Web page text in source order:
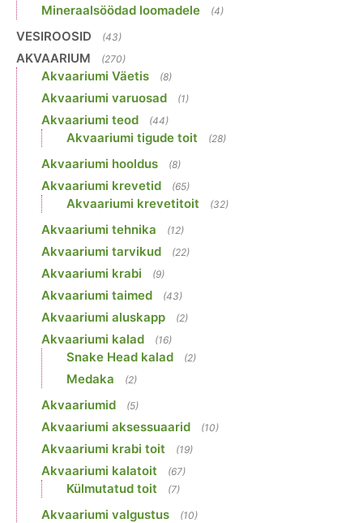
Mineraalsöödad loomadele (4)
VESIROOSID (43)
AKVAARIUM (270)
Akvaariumi Väetis (8)
Akvaariumi varuosad (1)
Akvaariumi teod (44)
Akvaariumi tigude toit (28)
Akvaariumi hooldus (8)
Akvaariumi krevetid (65)
Akvaariumi krevetitoit (32)
Akvaariumi tehnika (12)
Akvaariumi tarvikud (22)
Akvaariumi krabi (9)
Akvaariumi taimed (43)
Akvaariumi aluskapp (2)
Akvaariumi kalad (16)
Snake Head kalad (2)
Medaka (2)
Akvaariumid (5)
Akvaariumi aksessuaarid (10)
Akvaariumi krabi toit (19)
Akvaariumi kalatoit (67)
Külmutatud toit (7)
Akvaariumi valgustus (10)